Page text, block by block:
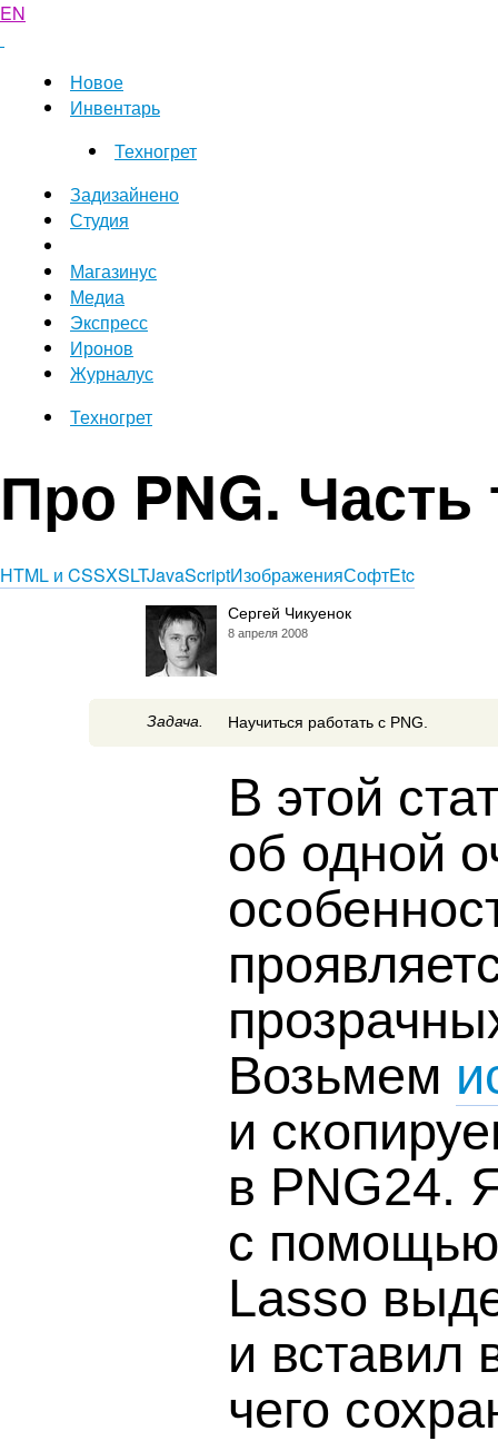
EN
Новое
Инвентарь
Техногрет
Задизайнено
Студия
Магазинус
Медиа
Экспресс
Иронов
Журналус
Техногрет
Про PNG. Часть
HTML и CSSXSLTJavaScriptИзображенияСофтEtc
Сергей Чикуенок
8 апреля 2008
Задача. Научиться работать с PNG.
В этой
об одной
Возьмем
и
в PNG24.
с помощью
Lasso
и вставил
чего